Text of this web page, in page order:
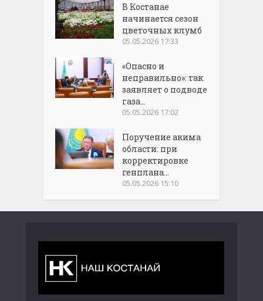
В Костанае
начинается сезон
цветочных клумб
05.05.2026 17:33
«Опасно и
неправильно»: так
заявляет о подводе
газа...
05.05.2026 17:02
Поручение акима
области: при
корректировке
генплана...
05.05.2026 15:10